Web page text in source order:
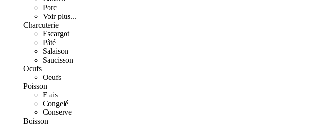
Porc
Voir plus...
Charcuterie
Escargot
Pâté
Salaison
Saucisson
Oeufs
Oeufs
Poisson
Frais
Congelé
Conserve
Boisson